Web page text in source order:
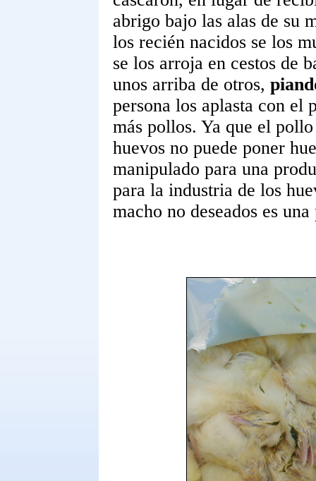
abrigo bajo las alas de su
los recién nacidos se los
se los arroja en cestos de
unos arriba de otros,
persona los aplasta con el
más pollos. Ya que el
huevos no puede poner
manipulado para una
para la industria de los
macho no deseados es